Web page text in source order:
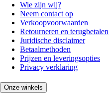
Wie zijn wij?
Neem contact op
Verkoopvoorwaarden
Retourneren en terugbetalen
Juridische disclaimer
Betaalmethoden
Prijzen en leveringsopties
Privacy verklaring
Onze winkels